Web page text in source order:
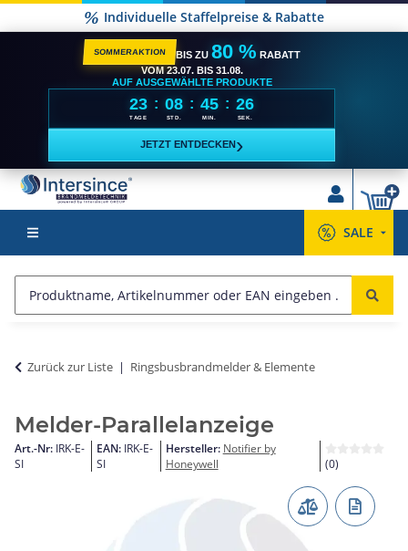
Individuelle Staffelpreise & Rabatte
SOMMERAKTION BIS ZU 80 % RABATT
VOM 23.07. BIS 31.08.
AUF AUSGEWÄHLTE PRODUKTE
23
TAGE
: 08
STD.
: 45
MIN.
: 25
SEK.
JETZT ENTDECKEN ›
SALE
Zurück zur Liste Ringsbusbrandmelder & Elemente
Melder-Parallelanzeige
Art.-Nr: IRK-E-
SI
EAN: IRK-E-
SI
Hersteller: Notifier by
Honeywell
(0)